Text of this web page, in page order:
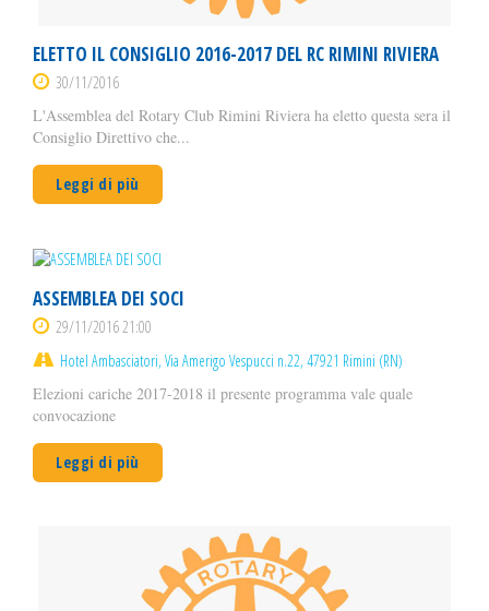
ELETTO IL CONSIGLIO 2016-2017 DEL RC RIMINI RIVIERA
30/11/2016
L'Assemblea del Rotary Club Rimini Riviera ha eletto questa sera il
Consiglio Direttivo che...
Leggi di più
ASSEMBLEA DEI SOCI
29/11/2016 21:00
Hotel Ambasciatori, Via Amerigo Vespucci n.22, 47921 Rimini (RN)
Elezioni cariche 2017-2018 il presente programma vale quale
convocazione
Leggi di più